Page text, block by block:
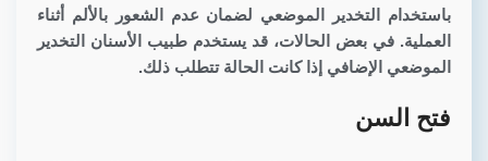
باستخدام التخدير الموضعي لضمان عدم الشعور بالألم أثناء
العملية. في بعض الحالات، قد يستخدم طبيب الأسنان التخدير
الموضعي الإضافي إذا كانت الحالة تتطلب ذلك.
فتح السن